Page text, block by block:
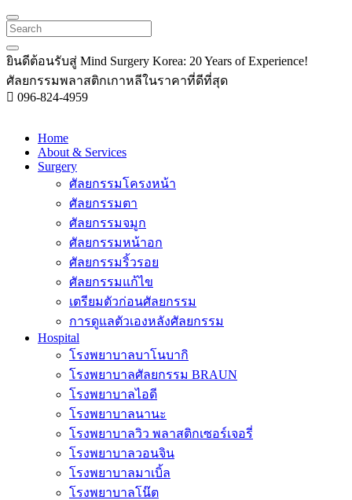
Search
ยินดีต้อนรับสู่ Mind Surgery Korea: 20 Years of Experience!
ศัลยกรรมพลาสติกเกาหลีในราคาที่ดีที่สุด
096-824-4959
Home
About & Services
Surgery
ศัลยกรรมโครงหน้า
ศัลยกรรมตา
ศัลยกรรมจมูก
ศัลยกรรมหน้าอก
ศัลยกรรมริ้วรอย
ศัลยกรรมแก้ไข
เตรียมตัวก่อนศัลยกรรม
การดูแลตัวเองหลังศัลยกรรม
Hospital
โรงพยาบาลบาโนบากิ
โรงพยาบาลศัลยกรรม BRAUN
โรงพยาบาลไอดี
โรงพยาบาลนานะ
โรงพยาบาลวิว พลาสติกเซอร์เจอรี่
โรงพยาบาลวอนจิน
โรงพยาบาลมาเบิ้ล
โรงพยาบาลโน๊ต